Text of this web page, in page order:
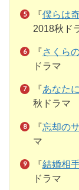
『僕らは
2018秋ド
『さくら
ドラマ
『 あなた
秋ドラマ
『忘却の
マ
『 結婚相
ドラマ